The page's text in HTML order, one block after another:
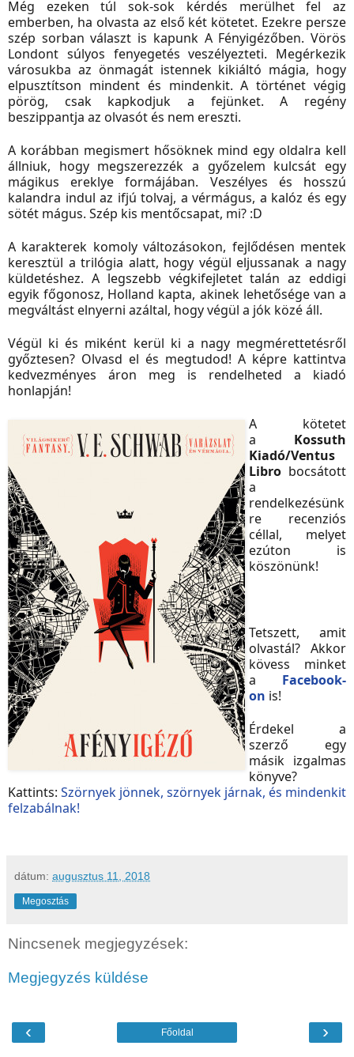
Még ezeken túl sok-sok kérdés merülhet fel az
emberben, ha olvasta az első két kötetet. Ezekre persze
szép sorban választ is kapunk A Fényigézőben. Vörös
Londont súlyos fenyegetés veszélyezteti. Megérkezik
városukba az önmagát istennek kikiáltó mágia, hogy
elpusztítson mindent és mindenkit. A történet végig
pörög, csak kapkodjuk a fejünket. A regény
beszippantja az olvasót és nem ereszti.
A korábban megismert hősöknek mind egy oldalra kell
állniuk, hogy megszerezzék a győzelem kulcsát egy
mágikus ereklye formájában. Veszélyes és hosszú
kalandra indul az ifjú tolvaj, a vérmágus, a kalóz és egy
sötét mágus. Szép kis mentőcsapat, mi? :D
A karakterek komoly változásokon, fejlődésen mentek
keresztül a trilógia alatt, hogy végül eljussanak a nagy
küldetéshez. A legszebb végkifejletet talán az eddigi
egyik főgonosz, Holland kapta, akinek lehetősége van a
megváltást elnyerni azáltal, hogy végül a jók közé áll.
Végül ki és miként kerül ki a nagy megmérettetésről
győztesen? Olvasd el és megtudod! A képre kattintva
kedvezményes áron meg is rendelheted a kiadó
honlapján!
A kötetet
a
Kossuth
Kiadó/Ventus
Libro bocsátott
a
rendelkezésünk
re recenziós
céllal, melyet
ezúton is
köszönünk!
Tetszett, amit
olvastál? Akkor
kövess minket
a
Facebook-
on is!
Érdekel a
szerző egy
másik izgalmas
könyve?
Kattints: Szörnyek jönnek, szörnyek járnak, és mindenkit
felzabálnak!
dátum: augusztus 11, 2018
Megosztás
Nincsenek megjegyzések:
Megjegyzés küldése
‹ ›
Főoldal